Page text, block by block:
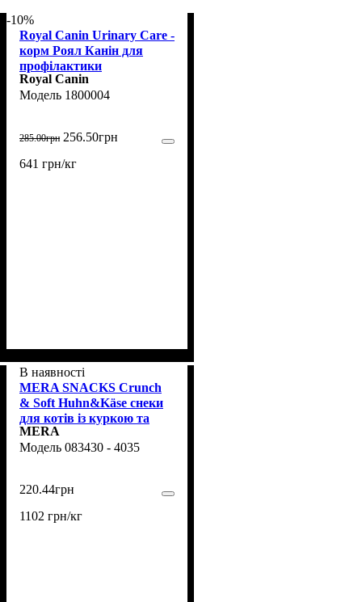
-10%
Royal Canin Urinary Care -
корм Роял Канін для
профілактики
сечокам'яної хвороби 400
г (1800004)
Royal Canin
1800004
285.00грн 256.50грн
641 грн/кг
В наявності
MERA SNACKS Crunch
& Soft Huhn&Käse снеки
для котів із куркою та
сиром, 200 гр
MERA
083430 - 4035
220.44грн
1102 грн/кг